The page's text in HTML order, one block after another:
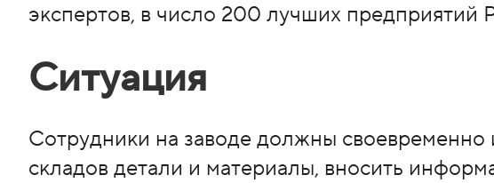
экспертов, в число 200 лучших предприятий
Ситуация
Сотрудники на заводе должны своевременно
складов детали и материалы, вносить